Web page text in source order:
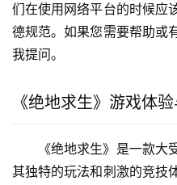
们在使用网络平台的时候应
德规范。如果您需要帮助或
我提问。
《绝地求生》游戏体
《绝地求生》是一款
其独特的玩法和刺激的竞技